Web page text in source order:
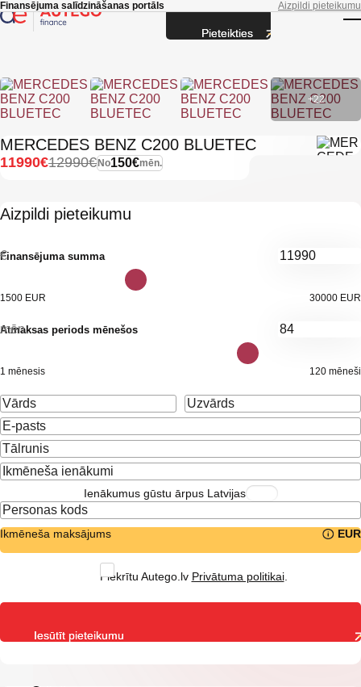
Skip to main content
Finansējuma salīdzināšanas portāls Aizpildi pieteikumu
+22
MERCEDES BENZ C200 BLUETEC
No150€mēn.
12990€
11990€
Aizpildi pieteikumu
Finansējuma summa
€
1500 EUR 30000 EUR
Atmaksas periods mēnešos
mēn.
1 mēnesis 120 mēneši
Ienākumus gūstu ārpus Latvijas
Ikmēneša maksājums EUR
Piekrītu Autego.lv Privātuma politikai.